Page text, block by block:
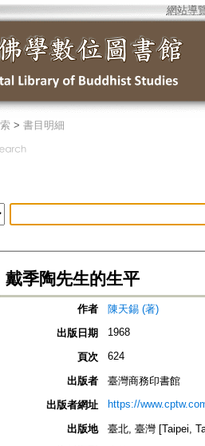
網站導
> 書目明細
戴季陶先生的生平
作者
陳天錫 (著)
出版日期
1968
頁次 624
出版者
臺灣商務印書館
出版者網址
https://
出版地
臺北, 臺灣 [Taipei,